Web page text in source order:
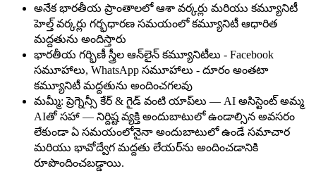
అనేక భారతీయ ప్రాంతాలలో ఆశా వర్కర్లు మరియు కమ్యూనిటీ
హెల్త్ వర్కర్లు గర్భధారణ సమయంలో కమ్యూనిటీ ఆధారిత
మద్దతును అందిస్తారు
భారతీయ గర్భిణీ స్త్రీల ఆన్‌లైన్ కమ్యూనిటీలు - Facebook
సమూహాలు, WhatsApp సమూహాలు - దూరం అంతటా
కమ్యూనిటీ మద్దతును అందించగలవు
మమ్మీ: ప్రెగ్నెన్సీ కేర్ & గైడ్ వంటి యాప్‌లు — AI అసిస్టెంట్ అమ్మ
AIతో సహా — నిర్దిష్ట వ్యక్తి అందుబాటులో ఉండాల్సిన అవసరం
లేకుండా ఏ సమయంలోనైనా అందుబాటులో ఉండే సమాచార
మరియు భావోద్వేగ మద్దతు లేయర్‌ను అందించడానికి
రూపొందించబడ్డాయి.